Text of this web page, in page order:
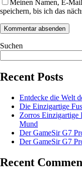
Meinen Namen, E-
speichern, bis ich das
Suchen
Recent Posts
Entdecke die Welt
Die Einzigartige
Zorros Einzigartige
Mund
Der GameSir G7
Der GameSir G7
Recent